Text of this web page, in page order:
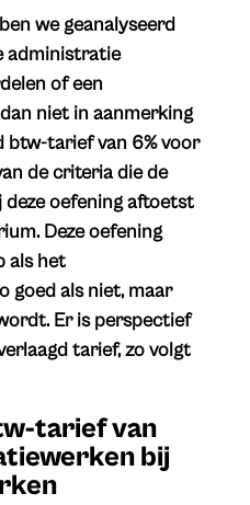
we geanalyseerd
administratie
of een
niet in aanmerking
btw-tarief van 6% voor
de criteria die de
oefening aftoetst
Deze oefening
als het
goed als niet, maar
Er is perspectief
tarief, zo volgt
tarief van
bij